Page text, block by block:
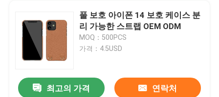
풀 보호 아이폰 14 보호 케이스 분
리 가능한 스트랩 OEM ODM
MOQ：500PCS
가격：4.5USD
최고의 가격 연락처